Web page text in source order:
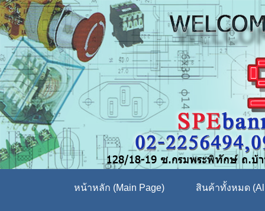
หน้าหลัก (Main Page) สินค้าทั้งหมด